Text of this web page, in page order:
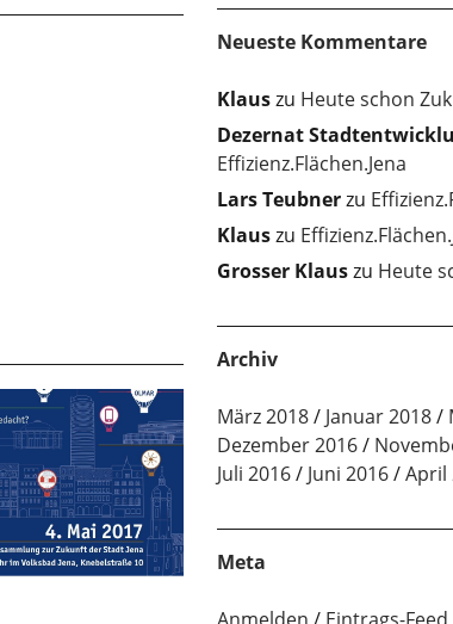
Neueste Kommentare
Klauszu Heute schon
Dezernat
Effizienz.Flächen.Jena
Lars Teubnerzu
Klauszu
Grosser Klauszu Heute
Archiv
März 2018 Januar 2018
Dezember 2016
Juli 2016
Juni 2016 April
Meta